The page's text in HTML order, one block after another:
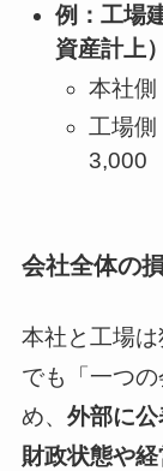
例：工場
資産計上）
本社側
工場側
3,000
会社全体の
本社と工場
でも「一つ
め、 外部に
財政状態や